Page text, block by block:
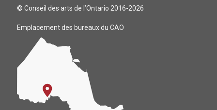
© Conseil des arts de l’Ontario 2016-2026
Emplacement des bureaux du CAO